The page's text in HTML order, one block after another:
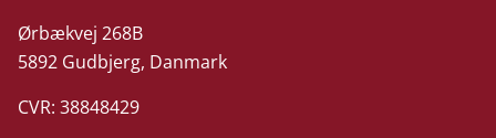
Ørbækvej 268B
5892 Gudbjerg, Danmark
CVR: 38848429